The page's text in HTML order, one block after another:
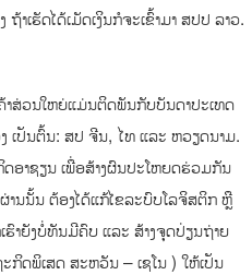
າເຮັດໄດ້ເມັດເງິນກໍຈະເຂົ້າມາ ສປປ ລາວ.
ວນໃຫຍ່ແມ່ນຕິດພັນກັບບັນດາປະເທດ
ເປັນຕົ້ນ: ສປ ຈີນ, ໄທ ແລະ ຫວຽດນາມ.
ອາຊຽນ ເພື່ອສ້າງຜົນປະໂຫຍດຮ່ວມກັນ
ານນັ້ນ ຕ້ອງໄດ້ແກ້ໄຂລະບົບໂລຈິສຕິກ ຫຼື
ຮົາຍັງບໍ່ທັນມີຄົບ ແລະ ສ້າງຈຸດປ່ຽນຖ່າຍ
ກິດພິເສດ ສະຫວັນ – ເຊໂນ ) ໃຫ້ເປັນ